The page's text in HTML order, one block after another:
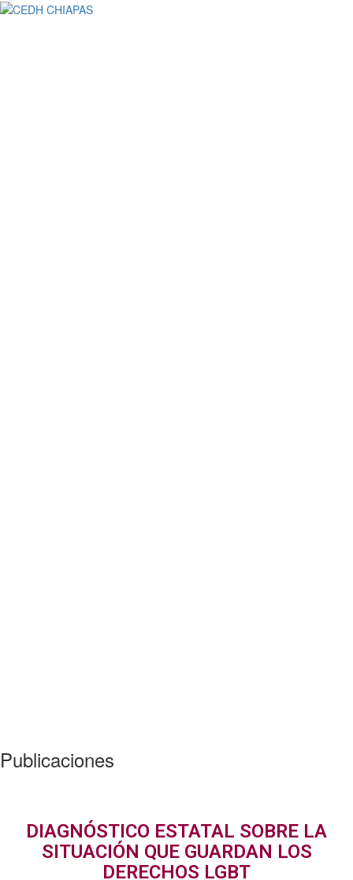
Publicaciones
DIAGNÓSTICO ESTATAL SOBRE LA
SITUACIÓN QUE GUARDAN LOS
DERECHOS LGBT